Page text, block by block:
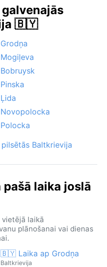
🇧🇾
Grodņa
Mogiļeva
Bobruysk
Pinska
Ļida
Novopolocka
Polocka
Baltkrievija
laika joslā
laikā
plānošanai vai dienas
🇧🇾 Laika ap Grodņa
Baltkrievija